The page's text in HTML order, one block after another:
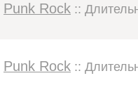
Punk Rock ::
Punk Rock ::